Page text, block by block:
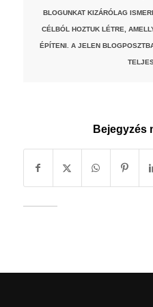
BLOGUNKAT KIZÁRÓLAG
CÉLBÓL HOZTUK LÉTRE,
ÉPÍTENI. A JELEN
Bejegyzés